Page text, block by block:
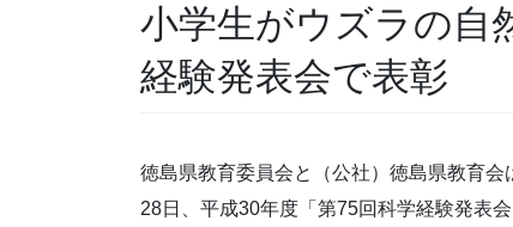
小学生がウズラの
経験発表会で表彰
徳島県教育委員会と（公社）徳島県教育会
28日、平成30年度「第75回科学経験発表